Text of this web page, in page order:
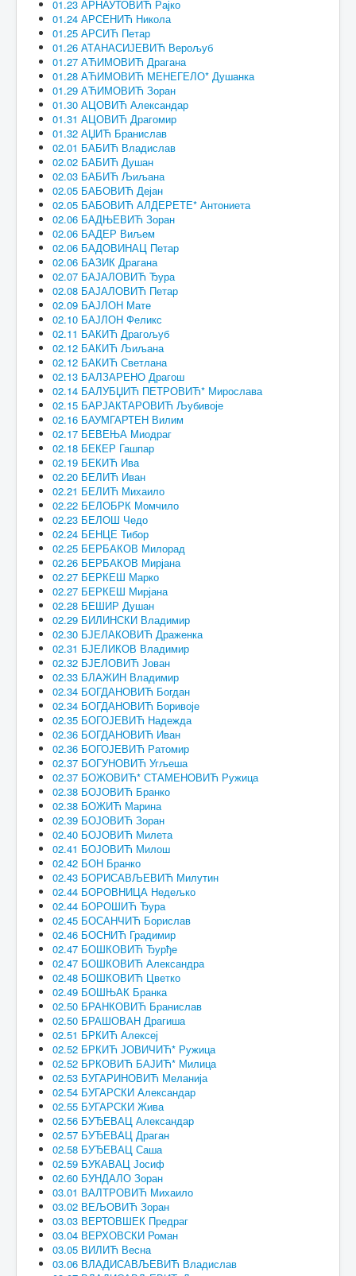
01.23 АРНАУТОВИЋ Рајко
01.24 АРСЕНИЋ Никола
01.25 АРСИЋ Петар
01.26 АТАНАСИЈЕВИЋ Верољуб
01.27 АЋИМОВИЋ Драгана
01.28 АЋИМОВИЋ МЕНЕГЕЛО* Душанка
01.29 АЋИМОВИЋ Зоран
01.30 АЦОВИЋ Александар
01.31 АЦОВИЋ Драгомир
01.32 АЏИЋ Бранислав
02.01 БАБИЋ Владислав
02.02 БАБИЋ Душан
02.03 БАБИЋ Љиљана
02.05 БАБОВИЋ Дејан
02.05 БАБОВИЋ АЛДЕРЕТЕ* Антониета
02.06 БАДЊЕВИЋ Зоран
02.06 БАДЕР Виљем
02.06 БАДОВИНАЦ Петар
02.06 БАЗИК Драгана
02.07 БАЈАЛОВИЋ Ђура
02.08 БАЈАЛОВИЋ Петар
02.09 БАЈЛОН Мате
02.10 БАЈЛОН Феликс
02.11 БАКИЋ Драгољуб
02.12 БАКИЋ Љиљана
02.12 БАКИЋ Светлана
02.13 БАЛЗАРЕНО Драгош
02.14 БАЛУБЏИЋ ПЕТРОВИЋ* Мирослава
02.15 БАРЈАКТАРОВИЋ Љубивоје
02.16 БАУМГАРТЕН Вилим
02.17 БЕВЕЊА Миодраг
02.18 БЕКЕР Гашпар
02.19 БЕКИЋ Ива
02.20 БЕЛИЋ Иван
02.21 БЕЛИЋ Михаило
02.22 БЕЛОБРК Момчило
02.23 БЕЛОШ Чедо
02.24 БЕНЦЕ Тибор
02.25 БЕРБАКОВ Милорад
02.26 БЕРБАКОВ Мирјана
02.27 БЕРКЕШ Марко
02.27 БЕРКЕШ Мирјана
02.28 БЕШИР Душан
02.29 БИЛИНСКИ Владимир
02.30 БЈЕЛАКОВИЋ Драженка
02.31 БЈЕЛИКОВ Владимир
02.32 БЈЕЛОВИЋ Јован
02.33 БЛАЖИН Владимир
02.34 БОГДАНОВИЋ Богдан
02.34 БОГДАНОВИЋ Боривоје
02.35 БОГОЈЕВИЋ Надежда
02.36 БОГДАНОВИЋ Иван
02.36 БОГОЈЕВИЋ Ратомир
02.37 БОГУНОВИЋ Угљеша
02.37 БОЖОВИЋ* СТАМЕНОВИЋ Ружица
02.38 БОЈОВИЋ Бранко
02.38 БОЖИЋ Марина
02.39 БОЈОВИЋ Зоран
02.40 БОЈОВИЋ Милета
02.41 БОЈОВИЋ Милош
02.42 БОН Бранко
02.43 БОРИСАВЉЕВИЋ Милутин
02.44 БОРОВНИЦА Недељко
02.44 БОРОШИЋ Ђура
02.45 БОСАНЧИЋ Борислав
02.46 БОСНИЋ Градимир
02.47 БОШКОВИЋ Ђурђе
02.47 БОШКОВИЋ Александра
02.48 БОШКОВИЋ Цветко
02.49 БОШЊАК Бранка
02.50 БРАНКОВИЋ Бранислав
02.50 БРАШОВАН Драгиша
02.51 БРКИЋ Алексеј
02.52 БРКИЋ ЈОВИЧИЋ* Ружица
02.52 БРКОВИЋ БАЈИЋ* Милица
02.53 БУГАРИНОВИЋ Меланија
02.54 БУГАРСКИ Александар
02.55 БУГАРСКИ Жива
02.56 БУЂЕВАЦ Александар
02.57 БУЂЕВАЦ Драган
02.58 БУЂЕВАЦ Саша
02.59 БУКАВАЦ Јосиф
02.60 БУНДАЛО Зоран
03.01 ВАЛТРОВИЋ Михаило
03.02 ВЕЉОВИЋ Зоран
03.03 ВЕРТОВШЕК Предраг
03.04 ВЕРХОВСКИ Роман
03.05 ВИЛИЋ Весна
03.06 ВЛАДИСАВЉЕВИЋ Владислав